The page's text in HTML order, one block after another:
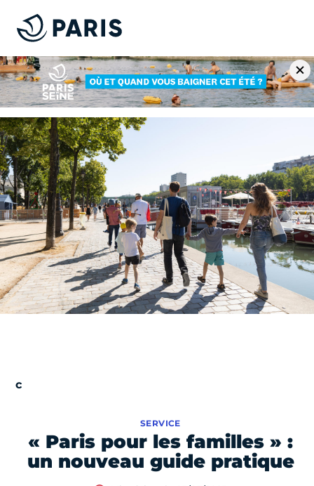
« Paris pour les familles » :
un nouveau guide pratique
SERVICE